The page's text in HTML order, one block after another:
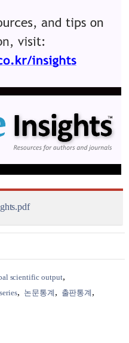
scientific output
논문통계
출판통계